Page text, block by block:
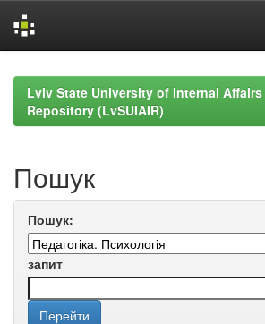
navigationLviv State University of Internal
Repository (LvSUIAIR)
Пошук
Пошук:
запит